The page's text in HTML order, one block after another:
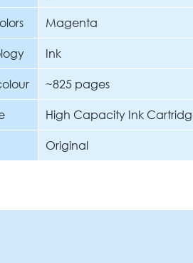
Magenta
Ink
~825 pages
High Capacity Ink
Original